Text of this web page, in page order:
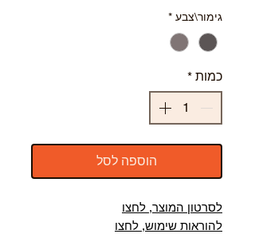
גימור\צבע *
כמות *
הוספה לסל
לסרטון המוצר, לחצו
להוראות שימוש, לחצו